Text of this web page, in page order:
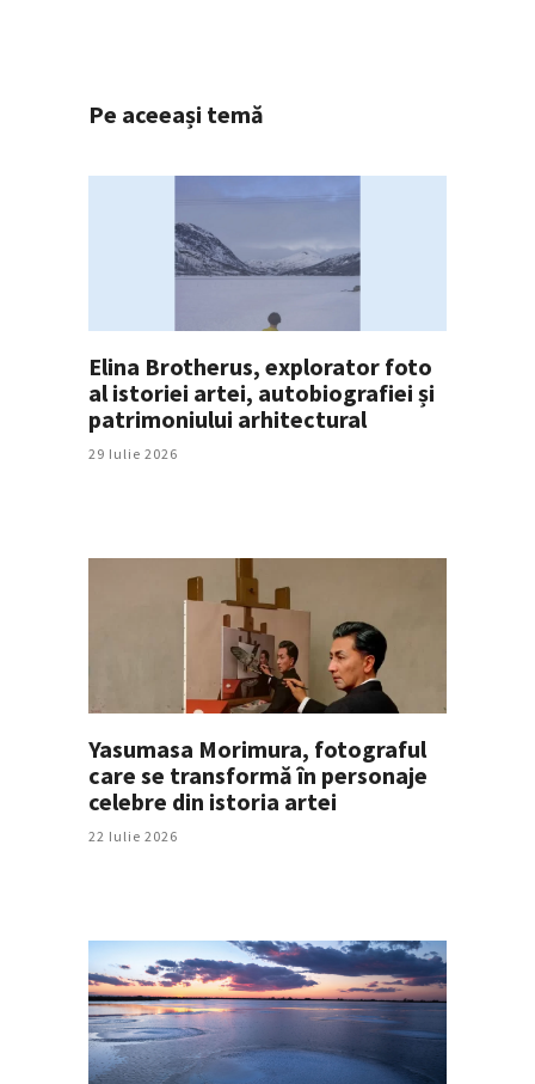
Pe aceeași temă
Elina Brotherus, explorator foto
al istoriei artei, autobiografiei și
patrimoniului arhitectural
29 Iulie 2026
Yasumasa Morimura, fotograful
care se transformă în personaje
celebre din istoria artei
22 Iulie 2026